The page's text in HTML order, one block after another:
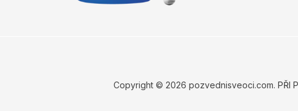
Copyright © 2026 pozvednisveoci.com. PŘI